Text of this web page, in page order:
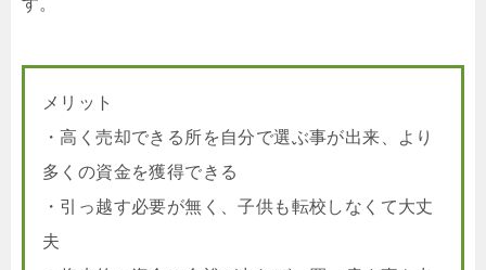
す。
メリット
・高く売却できる所を自分で選ぶ事が出来、より
多くの資金を獲得できる
・引っ越す必要が無く、子供も転校しなくて大丈
夫